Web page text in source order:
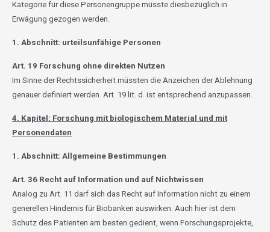
Kategorie für diese Personengruppe müsste diesbezüglich in
Erwägung gezogen werden.
1. Abschnitt: urteilsunfähige Personen
Art. 19 Forschung ohne direkten Nutzen
Im Sinne der Rechtssicherheit müssten die Anzeichen der Ablehnung
genauer definiert werden. Art. 19 lit. d. ist entsprechend anzupassen.
4. Kapitel: Forschung mit biologischem Material und mit
Personendaten
1. Abschnitt: Allgemeine Bestimmungen
Art. 36 Recht auf Information und auf Nichtwissen
Analog zu Art. 11 darf sich das Recht auf Information nicht zu einem
generellen Hindernis für Biobanken auswirken. Auch hier ist dem
Schutz des Patienten am besten gedient, wenn Forschungsprojekte,